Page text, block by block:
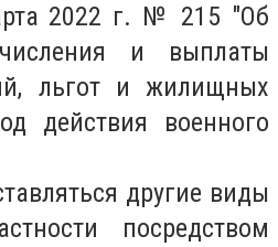
2022 г. № 215 "Об
и выплаты
льгот и жилищных
действия военного
другие виды
посредством